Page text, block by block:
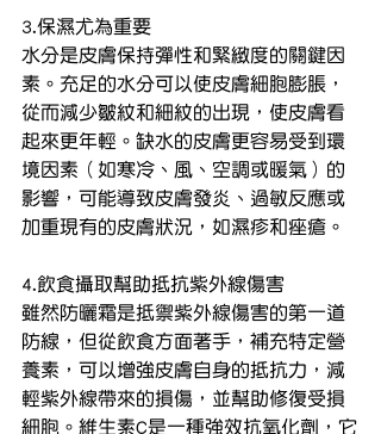
3.保濕尤為重要
水分是皮膚保持彈性和緊緻度的關鍵因
素。充足的水分可以使皮膚細胞膨脹，
從而減少皺紋和細紋的出現，使皮膚看
起來更年輕。缺水的皮膚更容易受到環
境因素（如寒冷、風、空調或暖氣）的
影響，可能導致皮膚發炎、過敏反應或
加重現有的皮膚狀況，如濕疹和痤瘡。
4.飲食攝取幫助抵抗紫外線傷害
雖然防曬霜是抵禦紫外線傷害的第一道
防線，但從飲食方面著手，補充特定營
養素，可以增強皮膚自身的抵抗力，減
輕紫外線帶來的損傷，並幫助修復受損
細胞。維生素C是一種強效抗氧化劑，它